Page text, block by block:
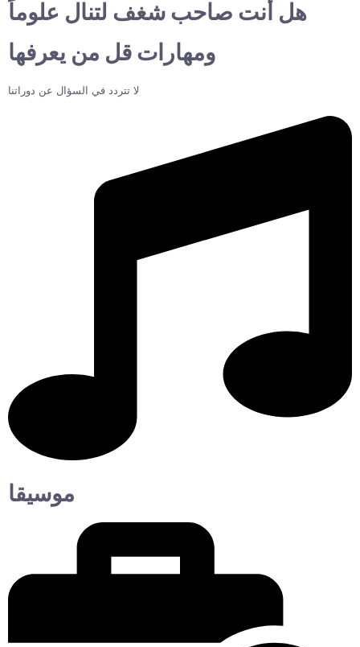
هل أنت صاحب شغف لتنال علوماً
ومهارات قل من يعرفها
لا تتردد في السؤال عن دوراتنا
موسيقا